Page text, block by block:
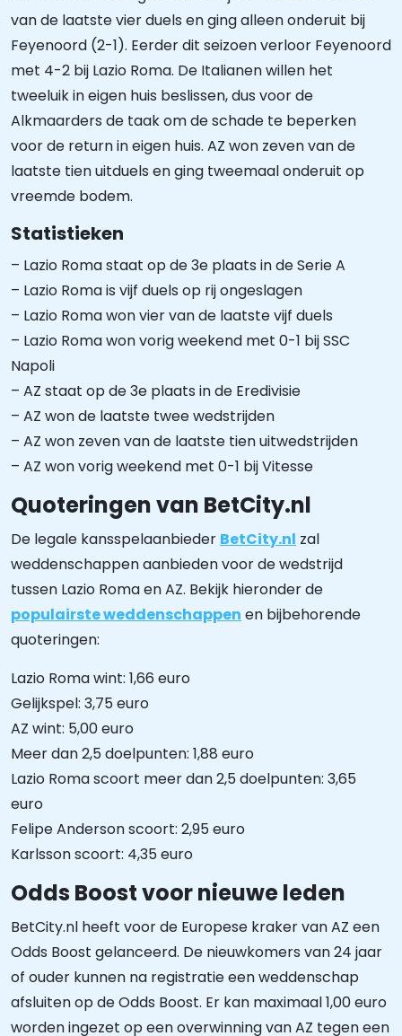
van de laatste vier duels en ging alleen onderuit bij
Feyenoord (2-1). Eerder dit seizoen verloor Feyenoord
met 4-2 bij Lazio Roma. De Italianen willen het
tweeluik in eigen huis beslissen, dus voor de
Alkmaarders de taak om de schade te beperken
voor de return in eigen huis. AZ won zeven van de
laatste tien uitduels en ging tweemaal onderuit op
vreemde bodem.
Statistieken
– Lazio Roma staat op de 3e plaats in de Serie A
– Lazio Roma is vijf duels op rij ongeslagen
– Lazio Roma won vier van de laatste vijf duels
– Lazio Roma won vorig weekend met 0-1 bij SSC
Napoli
– AZ staat op de 3e plaats in de Eredivisie
– AZ won de laatste twee wedstrijden
– AZ won zeven van de laatste tien uitwedstrijden
– AZ won vorig weekend met 0-1 bij Vitesse
Quoteringen van BetCity.nl
De legale kansspelaanbieder BetCity.nl zal
weddenschappen aanbieden voor de wedstrijd
tussen Lazio Roma en AZ. Bekijk hieronder de
populairste weddenschappen en bijbehorende
quoteringen:
Lazio Roma wint: 1,66 euro
Gelijkspel: 3,75 euro
AZ wint: 5,00 euro
Meer dan 2,5 doelpunten: 1,88 euro
Lazio Roma scoort meer dan 2,5 doelpunten: 3,65
euro
Felipe Anderson scoort: 2,95 euro
Karlsson scoort: 4,35 euro
Odds Boost voor nieuwe leden
BetCity.nl heeft voor de Europese kraker van AZ een
Odds Boost gelanceerd. De nieuwkomers van 24 jaar
of ouder kunnen na registratie een weddenschap
afsluiten op de Odds Boost. Er kan maximaal 1,00 euro
worden ingezet op een overwinning van AZ tegen een